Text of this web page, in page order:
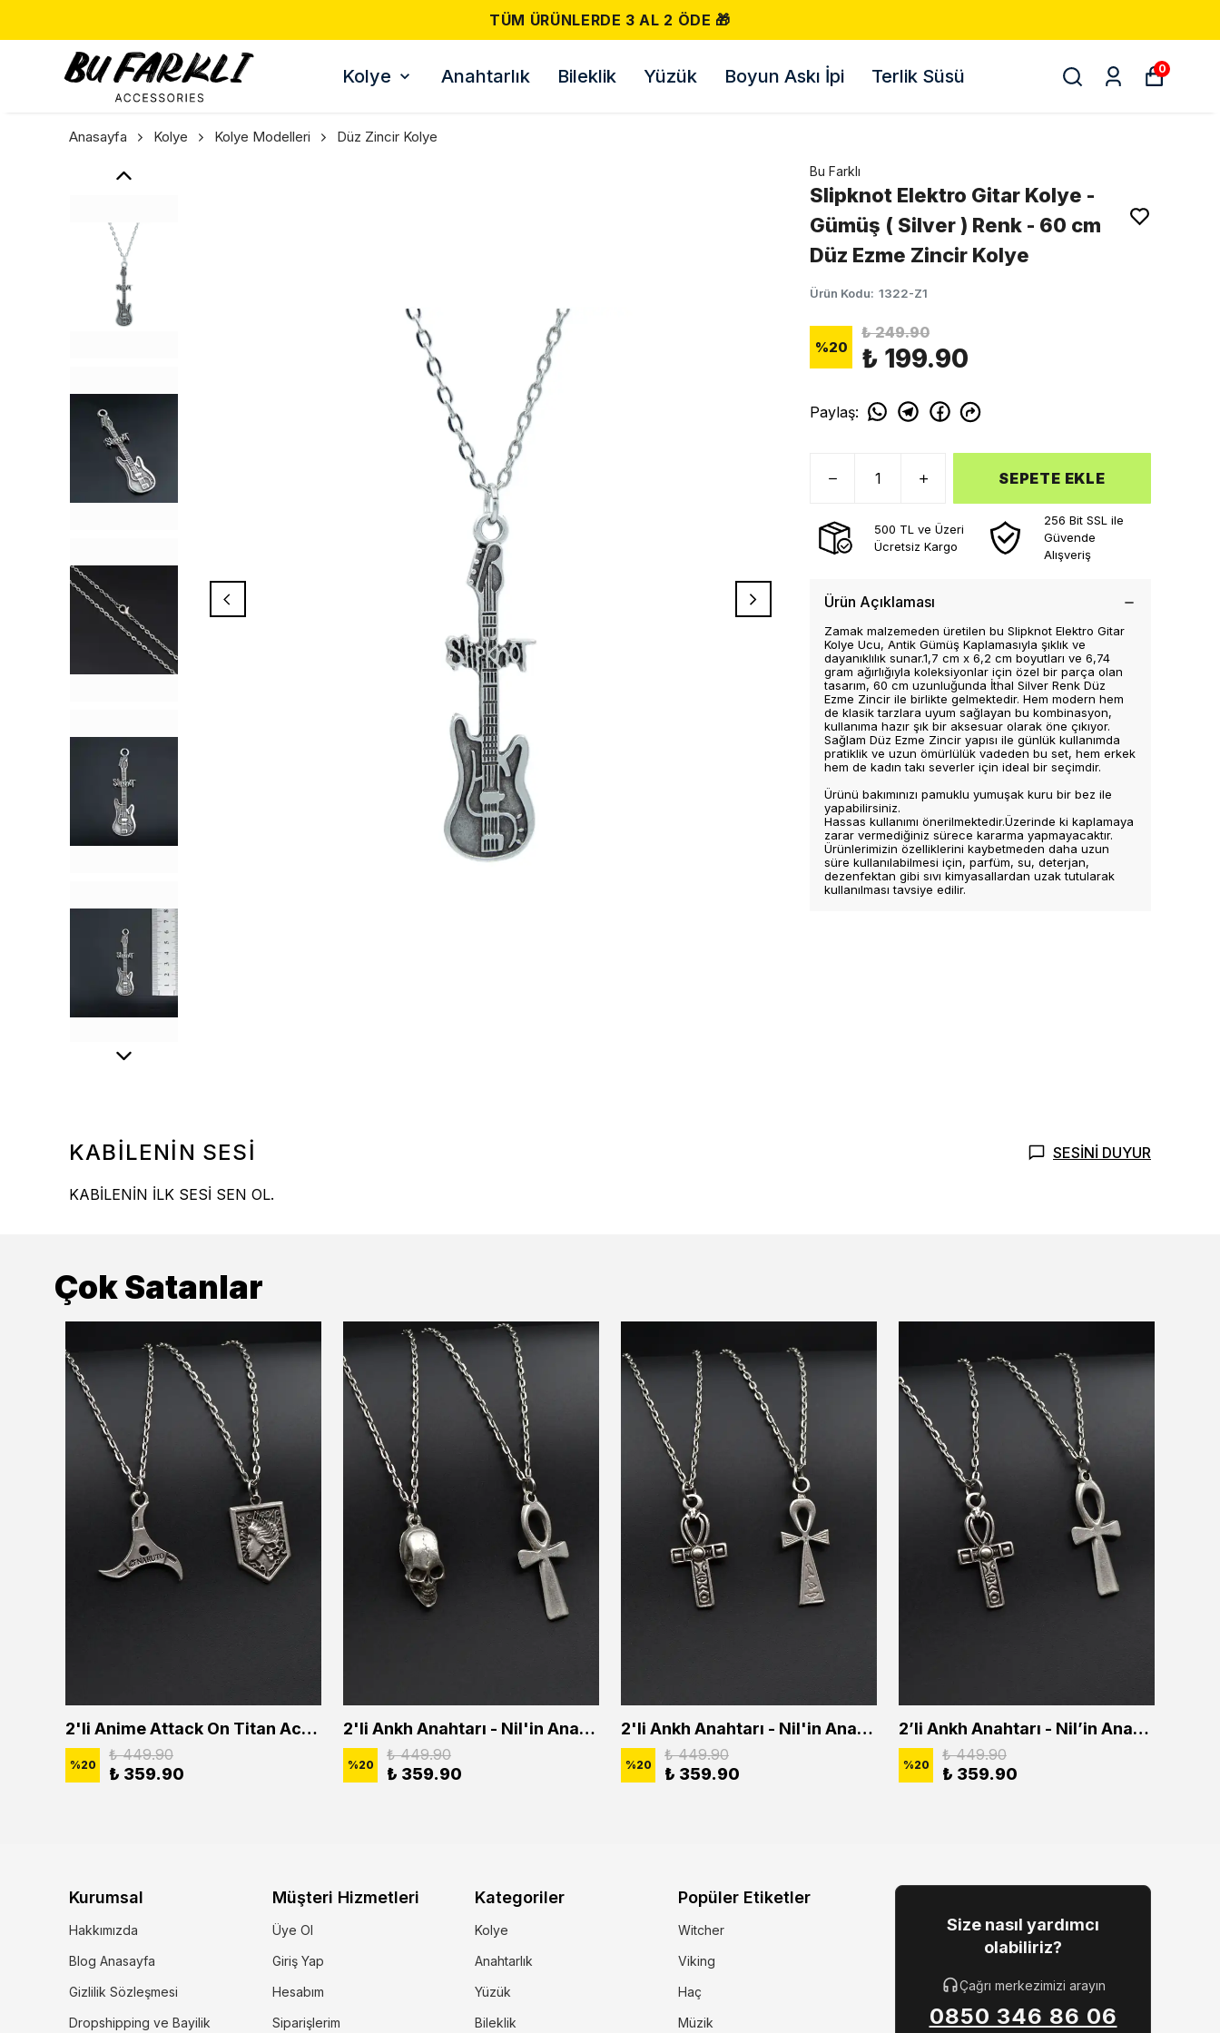
500 TL VE ÜZERI ÜCRETSIZ KARGO! 📦
Kolye Anahtarlık Bileklik Yüzük Boyun Askı İpi Terlik Süsü 0
Anasayfa Kolye Kolye Modelleri Düz Zincir Kolye
Bu Farklı
Slipknot Elektro Gitar Kolye -
Gümüş ( Silver ) Renk - 60 cm
Düz Ezme Zincir Kolye
Ürün Kodu: 1322-Z1
%20
₺ 249.90
₺ 199.90
Paylaş:
SEPETE EKLE
500 TL ve Üzeri
Ücretsiz Kargo
256 Bit SSL ile
Güvende
Alışveriş
Ürün Açıklaması
Zamak malzemeden üretilen bu Slipknot Elektro Gitar
Kolye Ucu, Antik Gümüş Kaplamasıyla şıklık ve
dayanıklılık sunar.1,7 cm x 6,2 cm boyutları ve 6,74
gram ağırlığıyla koleksiyonlar için özel bir parça olan
tasarım, 60 cm uzunluğunda İthal Silver Renk Düz
Ezme Zincir ile birlikte gelmektedir. Hem modern hem
de klasik tarzlara uyum sağlayan bu kombinasyon,
kullanıma hazır şık bir aksesuar olarak öne çıkıyor.
Sağlam Düz Ezme Zincir yapısı ile günlük kullanımda
pratiklik ve uzun ömürlülük vadeden bu set, hem erkek
hem de kadın takı severler için ideal bir seçimdir.
Ürünü bakımınızı pamuklu yumuşak kuru bir bez ile
yapabilirsiniz.
Hassas kullanımı önerilmektedir.Üzerinde ki kaplamaya
zarar vermediğiniz sürece kararma yapmayacaktır.
Ürünlerimizin özelliklerini kaybetmeden daha uzun
süre kullanılabilmesi için, parfüm, su, deterjan,
dezenfektan gibi sıvı kimyasallardan uzak tutularak
kullanılması tavsiye edilir.
KABİLENİN SESİ SESİNİ DUYUR
KABİLENİN İLK SESİ SEN OL.
Çok Satanlar
2'li Anime Attack On Titan Acrylic Maria Anime Naruto Erkek Kadın Kolye Seti
%20
₺ 449.90
₺ 359.90
2'li Ankh Anahtarı - Nil'in Anahtarı - Kuru Kafa Erkek Kadın Kolye Seti
%20
₺ 449.90
₺ 359.90
2'li Ankh Anahtarı - Nil'in Anahtarı Erkek Kadın Kolye Seti
%20
₺ 449.90
₺ 359.90
2’li Ankh Anahtarı - Nil’in Anahtarı Erkek Kadın Kolye Seti
%20
₺ 449.90
₺ 359.90
Kurumsal
Hakkımızda
Blog Anasayfa
Gizlilik Sözleşmesi
Dropshipping ve Bayilik
Müşteri Hizmetleri
Üye Ol
Giriş Yap
Hesabım
Siparişlerim
Kategoriler
Kolye
Anahtarlık
Yüzük
Bileklik
Popüler Etiketler
Witcher
Viking
Haç
Müzik
Size nasıl yardımcı
olabiliriz?
Çağrı merkezimizi arayın
0850 346 86 06